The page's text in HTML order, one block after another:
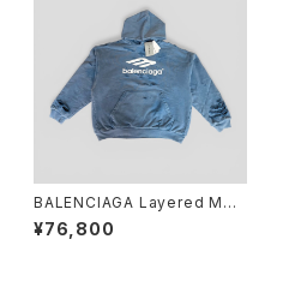
BALENCIAGA Layered Med
ium Fit Hoodie Blue S
¥76,800